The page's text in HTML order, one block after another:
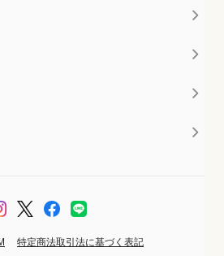
特定商法取引法に基づく表記